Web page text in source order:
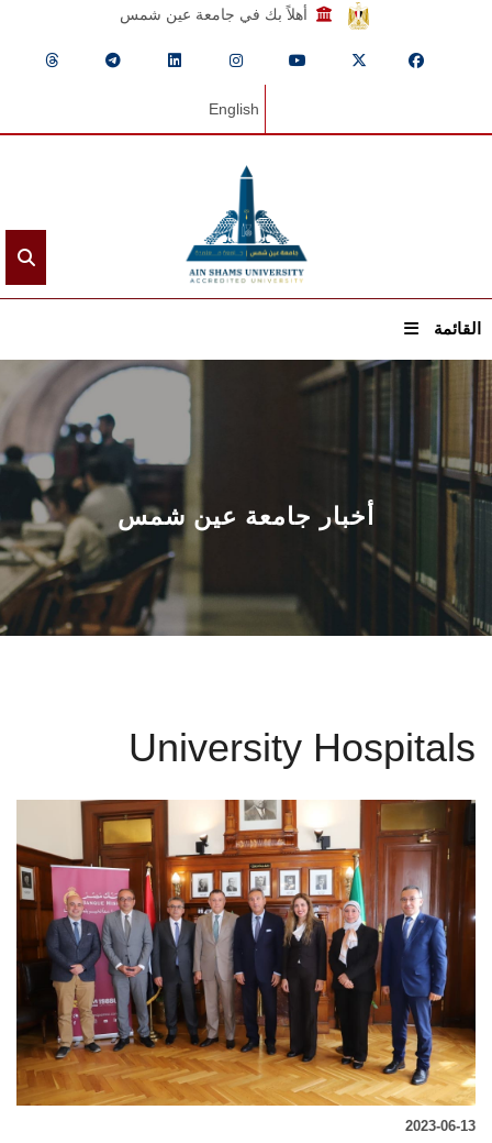
أهلاً بك في جامعة عين شمس
English
القائمة
الرئيسيـة
عن الجامعة
القطاعـات
الشئون الأكاديمية
البحث العلمي
المراكز والوحدات
الأنظمة الذكية
الإعلام
تواصل معنا
الطلاب
هيئة التدريس
أخبار جامعة عين شمس
University Hospitals
2023-06-13